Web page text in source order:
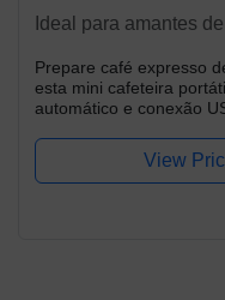
Ideal para amantes
Prepare café expresso
esta mini cafeteira
automático e conexão
View